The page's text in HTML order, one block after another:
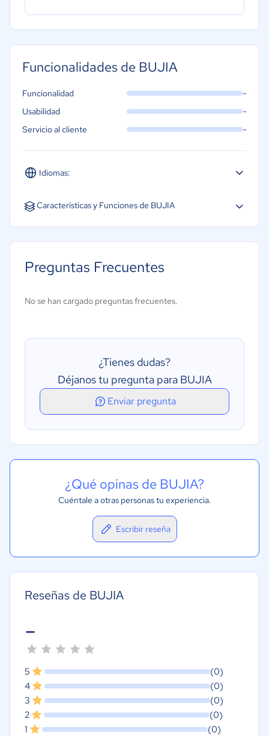
Funcionalidades de BUJIA
Idiomas:
Español
Funcionalidad -
Usabilidad -
Servicio al cliente -
Características y Funciones de BUJIA
Facturación
Presupuestos y estimaciones
Programación
Programación del mantenimiento
Preguntas Frecuentes
No se han cargado preguntas frecuentes.
¿Tienes dudas?
Déjanos tu pregunta para BUJIA
Enviar pregunta
¿Qué opinas de BUJIA?
Cuéntale a otras personas tu experiencia.
Escribir reseña
Reseñas de BUJIA
-
5
(0)
4
(0)
3
(0)
2
(0)
1
(0)